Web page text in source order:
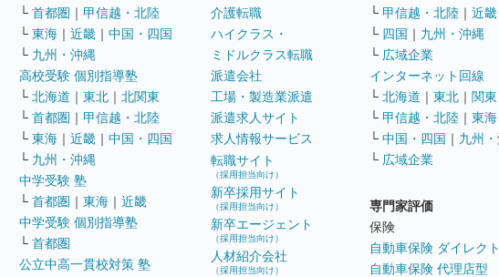
└ 首都圏 ｜ 甲信越・北陸
└ 東海 ｜ 近畿 ｜ 中国・四国
└ 九州・沖縄
高校受験 個別指導塾
└ 北海道 ｜ 東北 ｜ 北関東
└ 首都圏 ｜ 甲信越・北陸
└ 東海 ｜ 近畿 ｜ 中国・四国
└ 九州・沖縄
中学受験 塾
└ 首都圏 ｜ 東海 ｜ 近畿
中学受験 個別指導塾
└ 首都圏
公立中高一貫校対策 塾
介護転職
ハイクラス・
ミドルクラス転職
派遣会社
工場・製造業派遣
派遣求人サイト
求人情報サービス
転職サイト
（採用担当向け）
新卒採用サイト
（採用担当向け）
新卒エージェント
（採用担当向け）
人材紹介会社
（採用担当向け）
└ 甲信越・北陸 ｜ 近畿
└ 四国 ｜ 九州・沖縄
└ 広域企業
インターネット回線
└ 北海道 ｜ 東北 ｜ 関東
└ 甲信越・北陸 ｜ 東海
└ 中国・四国 ｜ 九州
└ 広域企業
専門家評価
保険
自動車保険 ダイレク
自動車保険 代理店型